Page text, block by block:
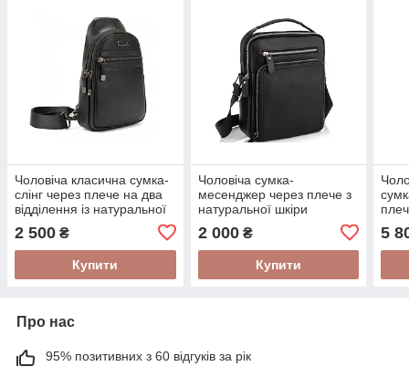
Чоловіча класична сумка-
слінг через плече на два
відділення із натуральної
2 500 ₴
Купити
Чоловіча сумка-
месенджер через плече з
натуральної шкіри
2 000₴
Купити
5
Про нас
95% позитивних з 60 відгуків за рік